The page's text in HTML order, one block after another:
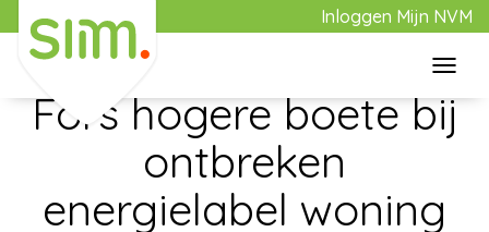
Inloggen Mijn NVM
Home
Aanbod
Fors hogere boete bij
ontbreken
energielabel woning